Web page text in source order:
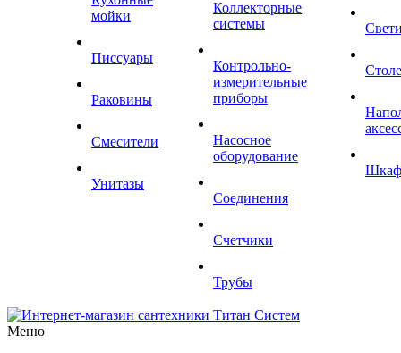
мойки
Писсуары
Раковины
Смесители
Унитазы
Коллекторные
системы
Контрольно-
измерительные
приборы
Насосное
оборудование
Соединения
Счетчики
Трубы
Меню